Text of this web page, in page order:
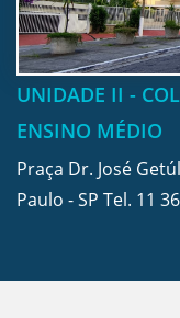
UNIDADE II -
ENSINO MÉDIO
Praça Dr. José
Paulo - SP Tel. 11